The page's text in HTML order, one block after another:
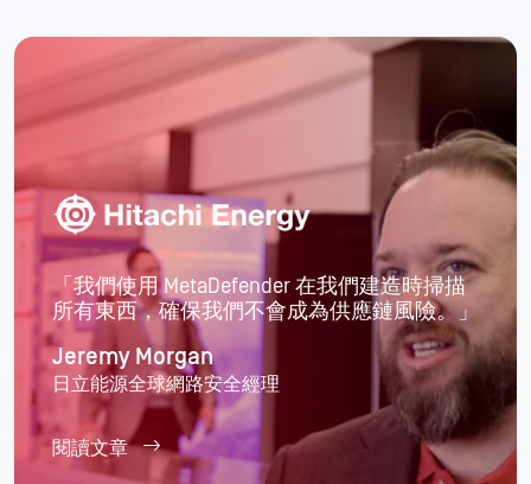
「與外部組織合作來處理我們面臨的核心資安
挑戰，讓我們能夠專注於自身使命，而非被其
他事務分散注意力。」
加勒特·李
IndeedSoftware 經理
閱讀文章